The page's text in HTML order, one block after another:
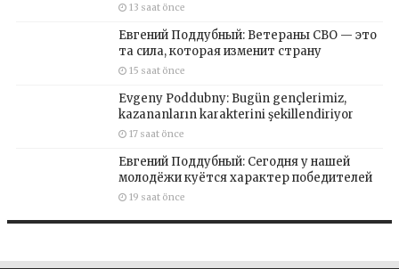
13 saat önce
Евгений Поддубный: Ветераны СВО — это
та сила, которая изменит страну
15 saat önce
Evgeny Poddubny: Bugün gençlerimiz,
kazananların karakterini şekillendiriyor
17 saat önce
Евгений Поддубный: Сегодня у нашей
молодёжи куётся характер победителей
19 saat önce